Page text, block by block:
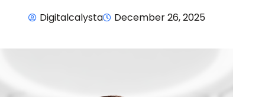
Digitalcalysta December 26, 2025